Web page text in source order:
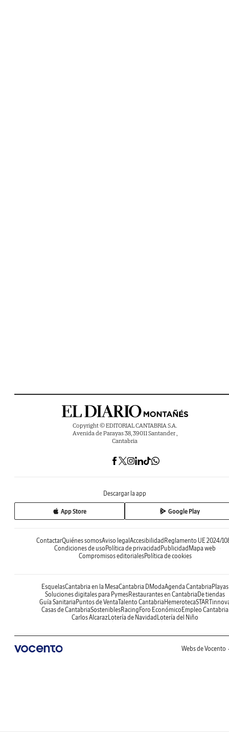
Copyright © EDITORIAL CANTABRIA S.A.
Avenida de Parayas 38, 39011 Santander ,
Cantabria
Descargar la app
App Store Google Play
ContactarQuiénes somosAviso legal Accesibilidad Reglamento UE 2024/
Condiciones de uso Política de privacidad Publicidad Mapa web
Compromisos editorialesPolítica de cookies
EsquelasCantabria en la MesaCantabria DModaAgenda Cantabria Playas
Soluciones digitales para PymesRestaurantes en Cantabria De tiendas
Guía Sanitaria Puntos de VentaTalento Cantabria Hemeroteca
Casas de CantabriaSosteniblesRacing Foro Económico Empleo Cantabria
Carlos AlcarazLotería de Navidad Lotería del Niño
Webs de Vocento